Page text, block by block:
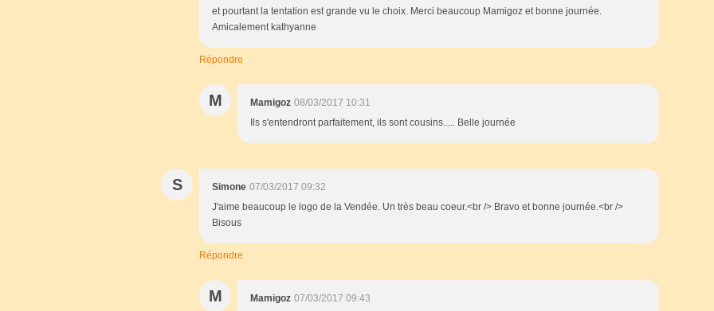
et pourtant la tentation est grande vu le choix. Merci beaucoup Mamigoz et bonne journée.
Amicalement kathyanne
Répondre
M Mamigoz 08/03/2017 10:31
Ils s'entendront parfaitement, ils sont cousins..... Belle journée
S Simone 07/03/2017 09:32
J'aime beaucoup le logo de la Vendée. Un très beau coeur.<br /> Bravo et bonne journée.<br />
Bisous
Répondre
M Mamigoz 07/03/2017 09:43